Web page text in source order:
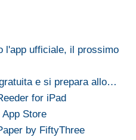
l'app ufficiale, il prossimo
e si prepara allo…
for iPad
App Store
by FiftyThree